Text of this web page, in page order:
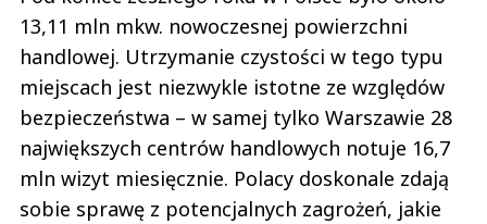
13,11 mln mkw. nowoczesnej powierzchni
handlowej. Utrzymanie czystości w tego typu
miejscach jest niezwykle istotne ze względów
bezpieczeństwa – w samej tylko Warszawie 28
największych centrów handlowych notuje 16,7
mln wizyt miesięcznie. Polacy doskonale zdają
sobie sprawę z potencjalnych zagrożeń, jakie